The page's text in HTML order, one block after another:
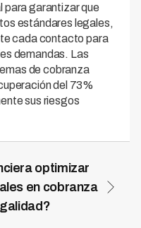
para garantizar que
estándares legales,
cada contacto para
demandas. Las
de cobranza
del 73%
sus riesgos
optimizar
en cobranza